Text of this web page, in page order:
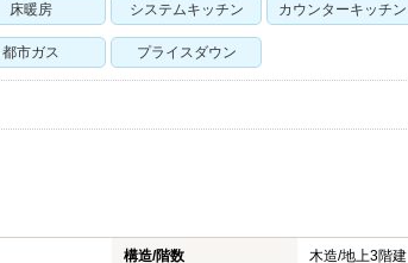
床暖房 システムキッチン カウンターキッチン
都市ガス プライスダウン
構造/階数 木造/地上3階建